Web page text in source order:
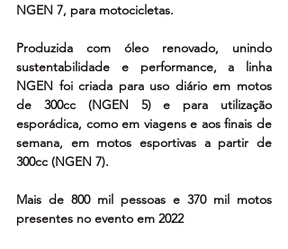
NGEN 7, para motocicletas.
Produzida com óleo renovado, unindo
sustentabilidade e performance, a linha
NGEN foi criada para uso diário em motos
de 300cc (NGEN 5) e para utilização
esporádica, como em viagens e aos finais de
semana, em motos esportivas a partir de
300cc (NGEN 7).
Mais de 800 mil pessoas e 370 mil motos
presentes no evento em 2022